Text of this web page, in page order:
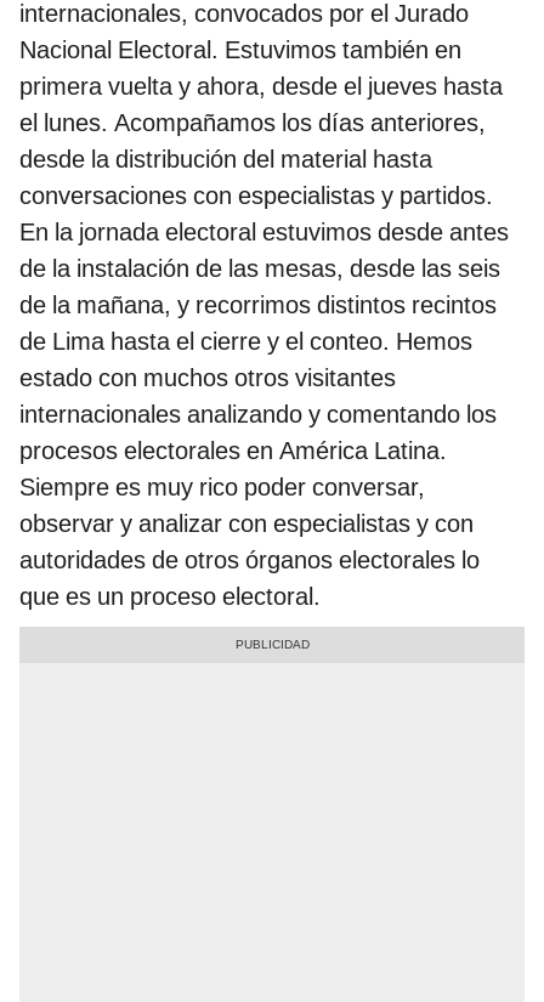
internacionales, convocados por el Jurado
Nacional Electoral. Estuvimos también en
primera vuelta y ahora, desde el jueves hasta
el lunes. Acompañamos los días anteriores,
desde la distribución del material hasta
conversaciones con especialistas y partidos.
En la jornada electoral estuvimos desde antes
de la instalación de las mesas, desde las seis
de la mañana, y recorrimos distintos recintos
de Lima hasta el cierre y el conteo. Hemos
estado con muchos otros visitantes
internacionales analizando y comentando los
procesos electorales en América Latina.
Siempre es muy rico poder conversar,
observar y analizar con especialistas y con
autoridades de otros órganos electorales lo
que es un proceso electoral.